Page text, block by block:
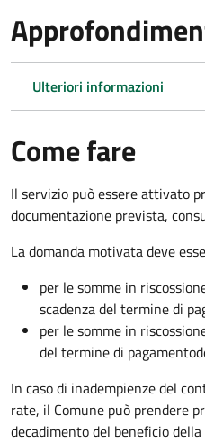
Ulteriori informazioni
Come fare
Il servizio può essere attivato
documentazione prevista,
La domanda motivata deve
per le somme in
scadenza del termine di
per le somme in
del termine di pagamento
In caso di inadempienze del
rate, il Comune può prendere
decadimentodel beneficio